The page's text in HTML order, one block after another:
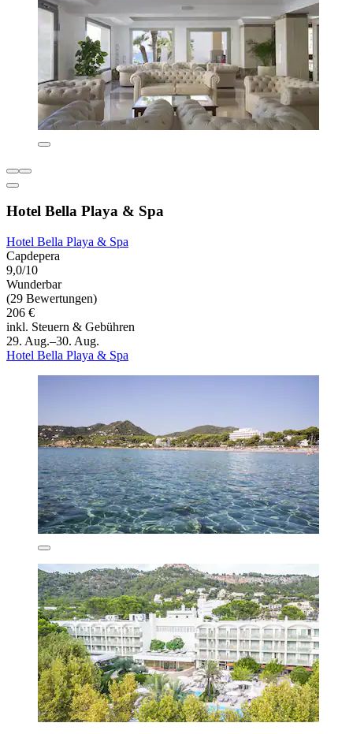
Hotel Bella Playa & Spa
Hotel Bella Playa & Spa
Capdepera
9,0/10
Wunderbar
(29 Bewertungen)
206 €
inkl. Steuern & Gebühren
29. Aug.–30. Aug.
Hotel Bella Playa & Spa